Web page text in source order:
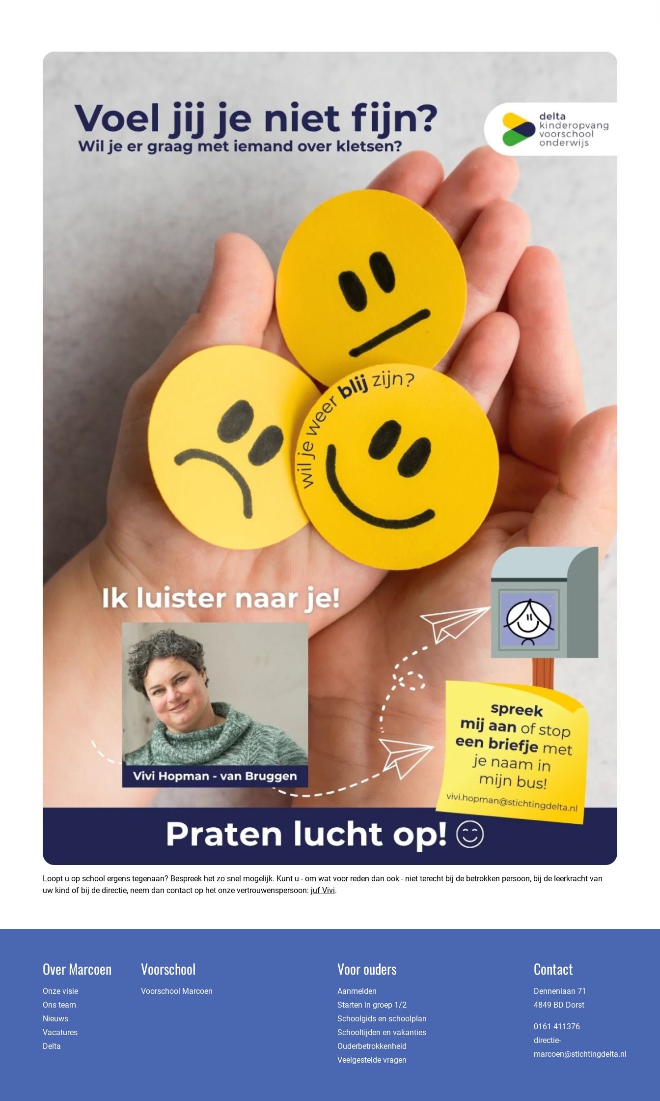
Loopt u op school ergens tegenaan? Bespreek het zo snel mogelijk. Kunt u - om wat voor reden dan ook - niet terecht bij de betrokken persoon, bij de leerkracht van
uw kind of bij de directie, neem dan contact op het onze vertrouwenspersoon: juf Vivi.
Over Marcoen
Onze visie
Ons team
Nieuws
Vacatures
Delta
Voorschool
Voorschool Marcoen
Voor ouders
Aanmelden
Starten in groep 1/2
Schoolgids en schoolplan
Schooltijden en vakanties
Ouderbetrokkenheid
Veelgestelde vragen
Contact
Dennenlaan 71
4849 BD Dorst
0161 411376
directie-
marcoen@stichtingdelta.nl